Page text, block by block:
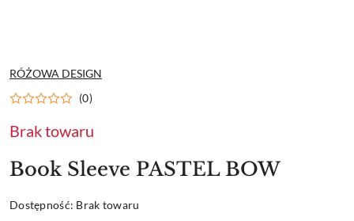
NAZWA
PRODUCENTA:
RÓŻOWA DESIGN
(0)
Brak towaru
Book Sleeve PASTEL BOW
Dostępność: Brak towaru